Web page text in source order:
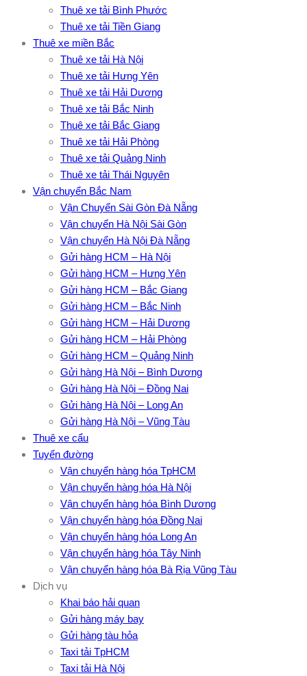
Thuê xe tải Bình Phước
Thuê xe tải Tiền Giang
Thuê xe miền Bắc
Thuê xe tải Hà Nội
Thuê xe tải Hưng Yên
Thuê xe tải Hải Dương
Thuê xe tải Bắc Ninh
Thuê xe tải Bắc Giang
Thuê xe tải Hải Phòng
Thuê xe tải Quảng Ninh
Thuê xe tải Thái Nguyên
Vận chuyển Bắc Nam
Vận Chuyển Sài Gòn Đà Nẵng
Vận chuyển Hà Nội Sài Gòn
Vận chuyển Hà Nội Đà Nẵng
Gửi hàng HCM – Hà Nội
Gửi hàng HCM – Hưng Yên
Gửi hàng HCM – Bắc Giang
Gửi hàng HCM – Bắc Ninh
Gửi hàng HCM – Hải Dương
Gửi hàng HCM – Hải Phòng
Gửi hàng HCM – Quảng Ninh
Gửi hàng Hà Nội – Bình Dương
Gửi hàng Hà Nội – Đồng Nai
Gửi hàng Hà Nội – Long An
Gửi hàng Hà Nội – Vũng Tàu
Thuê xe cẩu
Tuyến đường
Vận chuyển hàng hóa TpHCM
Vận chuyển hàng hóa Hà Nội
Vận chuyển hàng hóa Bình Dương
Vận chuyển hàng hóa Đồng Nai
Vận chuyển hàng hóa Long An
Vận chuyển hàng hóa Tây Ninh
Vận chuyển hàng hóa Bà Rịa Vũng Tàu
Dịch vụ
Khai báo hải quan
Gửi hàng máy bay
Gửi hàng tàu hỏa
Taxi tải TpHCM
Taxi tải Hà Nội